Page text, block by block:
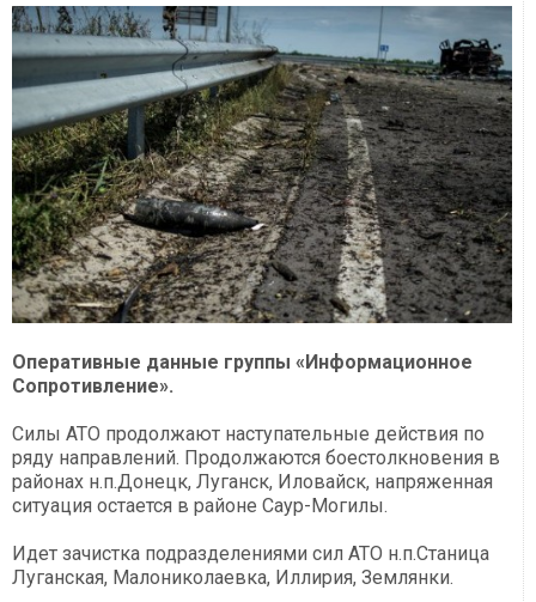
Оперативные данные группы «Информационное
Сопротивление».
Силы АТО продолжают наступательные действия по
ряду направлений. Продолжаются боестолкновения в
районах н.п.Донецк, Луганск, Иловайск, напряженная
ситуация остается в районе Саур-Могилы.
Идет зачистка подразделениями сил АТО н.п.Станица
Луганская, Малониколаевка, Иллирия, Землянки.